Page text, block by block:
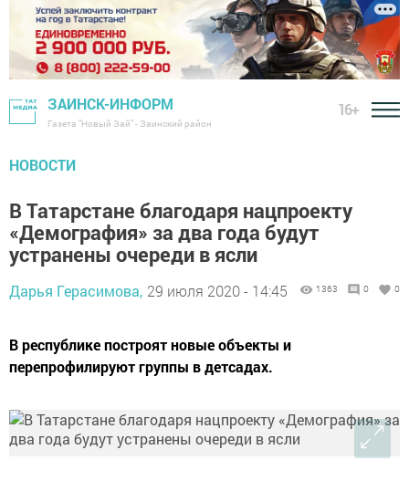
ЗАИНСК-ИНФОРМ
Газета "Новый Зай" - Заинский район
16+
НОВОСТИ
В Татарстане благодаря нацпроекту
«Демография» за два года будут
устранены очереди в ясли
Дарья Герасимова, 29 июля 2020 - 14:45 1363 0 0
В республике построят новые объекты и
перепрофилируют группы в детсадах.